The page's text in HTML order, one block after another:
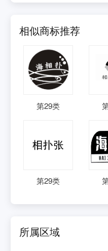
相似商标推荐
第29类
第29类
所属区域